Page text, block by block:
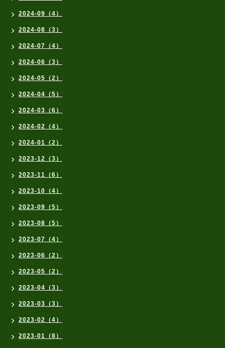
2024-09（4）
2024-08（3）
2024-07（4）
2024-06（3）
2024-05（2）
2024-04（5）
2024-03（6）
2024-02（4）
2024-01（2）
2023-12（3）
2023-11（6）
2023-10（4）
2023-09（5）
2023-08（5）
2023-07（4）
2023-06（2）
2023-05（2）
2023-04（3）
2023-03（3）
2023-02（4）
2023-01（8）